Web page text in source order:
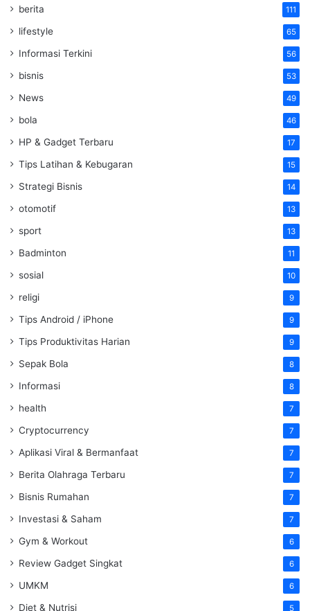
berita 111
lifestyle 65
Informasi Terkini 56
bisnis 53
News 49
bola 46
HP & Gadget Terbaru 17
Tips Latihan & Kebugaran 15
Strategi Bisnis 14
otomotif 13
sport 13
Badminton 11
sosial 10
religi 9
Tips Android / iPhone 9
Tips Produktivitas Harian 9
Sepak Bola 8
Informasi 8
health 7
Cryptocurrency 7
Aplikasi Viral & Bermanfaat 7
Berita Olahraga Terbaru 7
Bisnis Rumahan 7
Investasi & Saham 7
Gym & Workout 6
Review Gadget Singkat 6
UMKM 6
Diet & Nutrisi 5